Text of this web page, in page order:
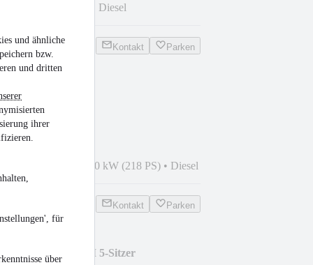
und ähnliche
bzw.
und dritten
ihrer
für
über
Diesel
Kontakt Parken
160 kW (218 PS) • Diesel
Kontakt Parken
110kW MAXI 5-Sitzer